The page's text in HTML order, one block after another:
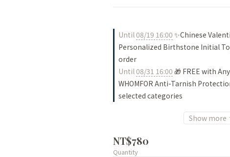
Until08/19 16:00 ✨Chinese
Personalized Birthstone Initial
order
Until08/31 16:00 🎁 FREE with
WHOMFOR Anti-Tarnish
selected categories
Show more
NT$780
Quantity